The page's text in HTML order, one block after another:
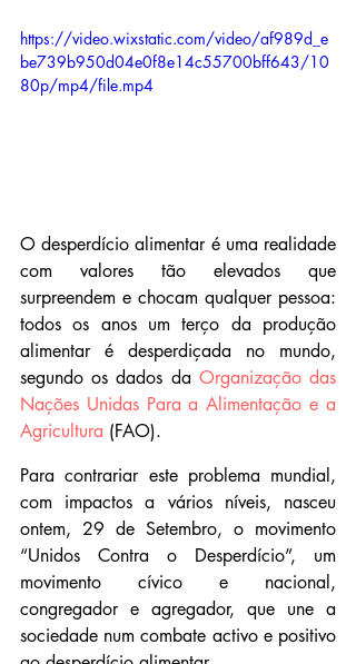
https://video.wixstatic.com/video/af989d_e
be739b950d04e0f8e14c55700bff643/10
80p/mp4/file.mp4
O desperdício alimentar é uma realidade
com valores tão elevados que
surpreendem e chocam qualquer pessoa:
todos os anos um terço da produção
alimentar é desperdiçada no mundo,
segundo os dados da Organização das
Nações Unidas Para a Alimentação e a
Agricultura (FAO).
Para contrariar este problema mundial,
com impactos a vários níveis, nasceu
ontem, 29 de Setembro, o movimento
“Unidos Contra o Desperdício”, um
movimento cívico e nacional,
congregador e agregador, que une a
sociedade num combate activo e positivo